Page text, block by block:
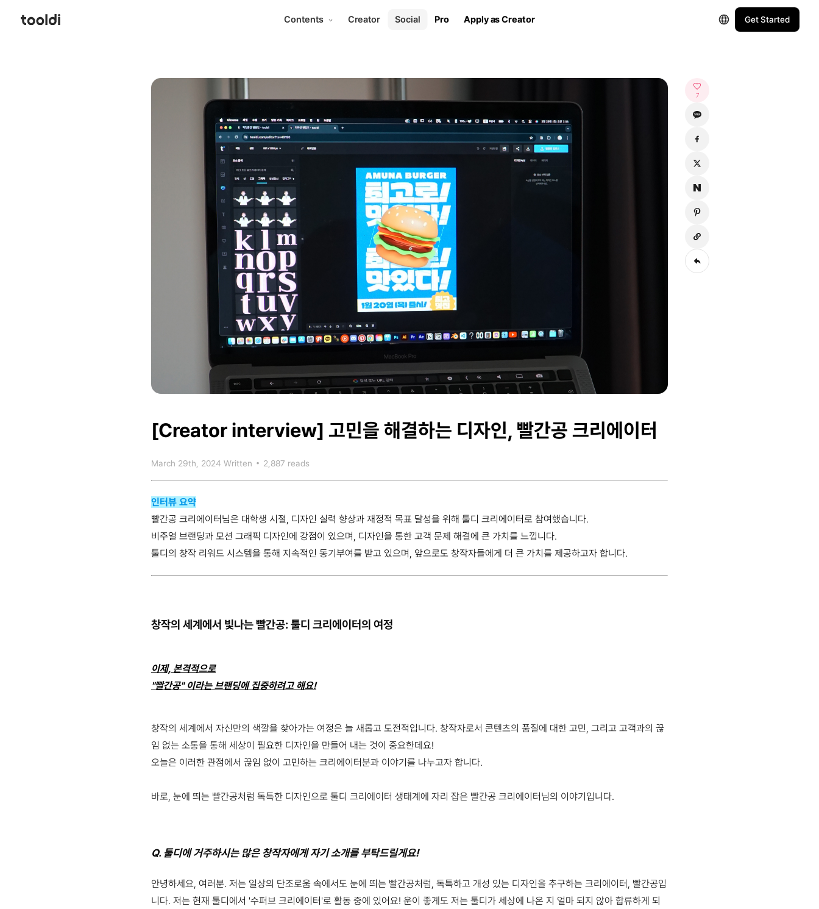
Contents Creator Social Pro Apply as Creator Get Started
[Creator interview] 고민을 해결하는 디자인, 빨간공 크리에이터
March 29th, 2024 Written • 2,887 reads
인터뷰 요약
빨간공 크리에이터님은 대학생 시절, 디자인 실력 향상과 재정적 목표 달성을 위해 툴디 크리에이터로 참여했습니다.
비주얼 브랜딩과 모션 그래픽 디자인에 강점이 있으며, 디자인을 통한 고객 문제 해결에 큰 가치를 느낍니다.
툴디의 창작 리워드 시스템을 통해 지속적인 동기부여를 받고 있으며, 앞으로도 창작자들에게 더 큰 가치를 제공하고자 합니다.
창작의 세계에서 빛나는 빨간공: 툴디 크리에이터의 여정
이제, 본격적으로
"빨간공" 이라는 브랜딩에 집중하려고 해요!
창작의 세계에서 자신만의 색깔을 찾아가는 여정은 늘 새롭고 도전적입니다. 창작자로서 콘텐츠의 품질에 대한 고민, 그리고 고객과의 끊
임 없는 소통을 통해 세상이 필요한 디자인을 만들어 내는 것이 중요한데요!
오늘은 이러한 관점에서 끊임 없이 고민하는 크리에이터분과 이야기를 나누고자 합니다.
바로, 눈에 띄는 빨간공처럼 독특한 디자인으로 툴디 크리에이터 생태계에 자리 잡은 빨간공 크리에이터님의 이야기입니다.
Q. 툴디에 거주하시는 많은 창작자에게 자기 소개를 부탁드릴게요!
안녕하세요, 여러분. 저는 일상의 단조로움 속에서도 눈에 띄는 빨간공처럼, 독특하고 개성 있는 디자인을 추구하는 크리에이터, 빨간공입
니다. 저는 현재 툴디에서 '수퍼브 크리에이터'로 활동 중에 있어요! 운이 좋게도 저는 툴디가 세상에 나온 지 얼마 되지 않아 합류하게 되
7